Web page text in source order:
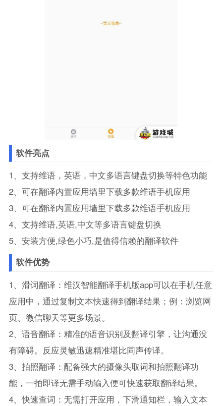
软件亮点
1、支持维语，英语，中文多语言键盘切换等特色功能
2、可在翻译内置应用墙里下载多款维语手机应用
3、可在翻译内置应用墙里下载多款维语手机应用
4、支持维语,英语,中文等多语言键盘切换
5、安装方便,绿色小巧,是值得信赖的翻译软件
软件优势
1、滑词翻译：维汉智能翻译手机版app可以在手机任意
应用中，通过复制文本快速得到翻译结果；例：浏览网
页、微信聊天等更多场景。
2、语音翻译：精准的语音识别及翻译引擎，让沟通没
有障碍。反应灵敏迅速精准堪比同声传译。
3、拍照翻译：配备强大的摄像头取词和拍照翻译功
能，一拍即译无需手动输入便可快速获取翻译结果。
4、快速查词：无需打开应用，下滑通知栏，输入文本